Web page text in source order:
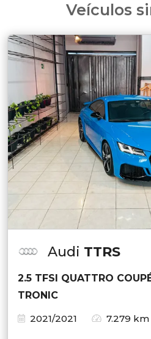
Veículos
Audi TTRS
2.5 TFSI QUATTRO
TRONIC
2021/2021
7.279 km